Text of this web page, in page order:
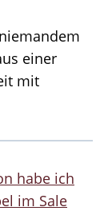
einer
mit
habe ich
im Sale